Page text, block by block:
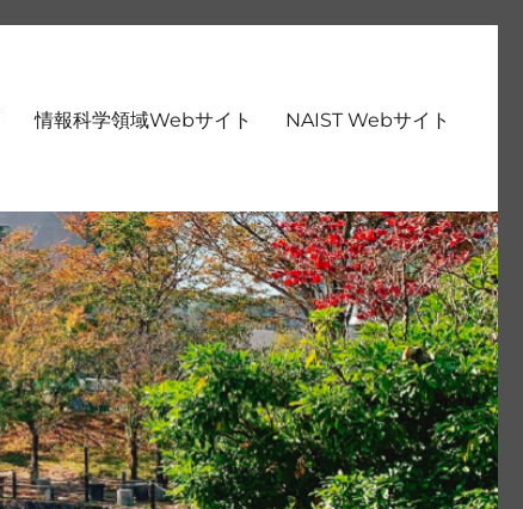
情報科学領域Webサイト NAIST Webサイト